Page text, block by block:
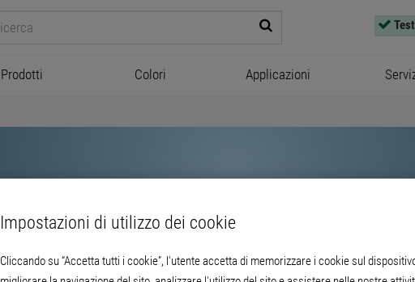
Prodotti Colori Applicazioni
Impostazioni di utilizzo dei cookie
Cliccando su “Accetta tutti i cookie”, l'utente accetta di memorizzare i cookie sul